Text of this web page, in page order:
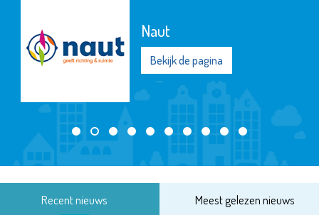
Naut
Bekijk de pagina
Recent nieuws Meest gelezen nieuws